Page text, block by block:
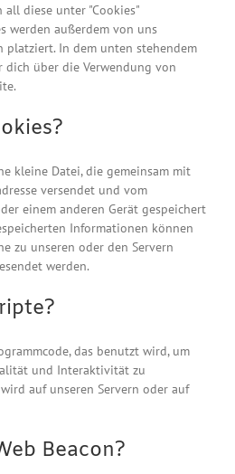
diese unter "Cookies"
werden außerdem von uns
In dem unten stehendem
über die Verwendung von
kleine Datei, die gemeinsam mit
versendet und vom
einem anderen Gerät gespeichert
Informationen können
zu unseren oder den Servern
werden.
das benutzt wird, um
und Interaktivität zu
auf unseren Servern oder auf
Beacon?